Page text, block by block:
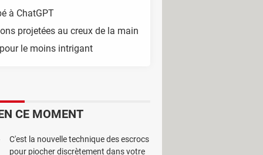
à ChatGPT
projetées au creux de la main
le moins intrigant
maintenu en place par un clip
les demandes grâce à
CE MOMENT
C'est la nouvelle technique des escrocs
pour piocher discrètement dans votre